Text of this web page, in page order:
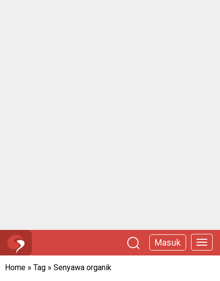
Masuk
Home » Tag » Senyawa organik